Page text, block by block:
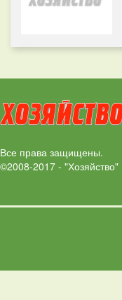
Все права защищены.
©2008-2017 - "Хозяйство"